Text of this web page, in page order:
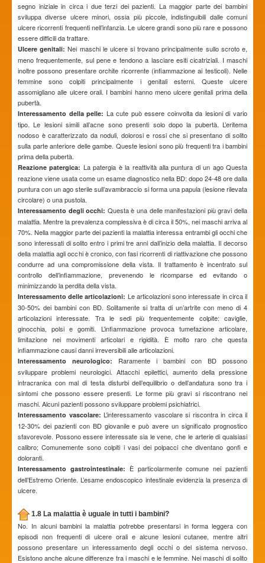
segno iniziale in circa i due terzi dei pazienti. La maggior parte dei bambini
sviluppa diverse ulcere minori, ossia più piccole, indistinguibili dalle comuni
ulcere ricorrenti frequenti nell’infanzia. Le ulcere grandi sono più rare e possono
essere difficili da trattare.
Ulcere genitali:Nei maschi le ulcere si trovano principalmente sullo scroto e,
meno frequentemente, sul pene e tendono a lasciare esiti cicatriziali. I maschi
inoltre possono presentare orchite ricorrente (infiammazione ai testicoli). Nelle
femmine sono colpiti principalmente i genitali esterni. Queste ulcere
assomigliano alle ulcere orali. I bambini hanno meno ulcere genitali prima della
pubertà.
Interessamento della pelle: La cute può essere coinvolta da lesioni di vario
tipo. Le lesioni simili all’acne sono presenti solo dopo la pubertà. L’eritema
nodoso è caratterizzato da noduli, dolorosi e rossi che si presentano di solito
sulla parte anteriore delle gambe. Queste lesioni sono più frequenti tra i bambini
prima della pubertà.
Reazione patergica: La patergia è la reattività alla puntura di un ago Questa
reazione viene usata come un esame diagnostico nella BD: dopo 24-48 ore dalla
puntura con un ago sterile sull’avambraccio si forma una papula (lesione rilevata
circolare) o una pustola.
Interessamento degli occhi: Questa è una delle manifestazioni più gravi della
malattia. Mentre la prevalenza complessiva è di circa il 50%, nei maschi arriva al
70%. Nella maggior parte dei pazienti la malattia interessa entrambi gli occhi che
sono interessati di solito entro i primi tre anni dall’inizio della malattia. Il decorso
della malattia agli occhi è cronico, con fasi ricorrenti di riattivazione che possono
condurre ad una compromissione della vista. Il trattamento è incentrato sul
controllo dell’infiammazione, prevenendo le ricomparse ed evitando o
minimizzando la perdita della vista.
Interessamento delle articolazioni: Le articolazioni sono interessate in circa il
30-50% dei bambini con BD. Solitamente si tratta di un’artrite con meno di 4
articolazioni interessate. Tra le sedi più frequentemente colpite: caviglie,
ginocchia, polsi e gomiti. L’infiammazione provoca tumefazione articolare,
limitazione nei movimenti articolari e rigidità. È molto raro che questa
infiammazione causi danni irreversibili alle articolazioni.
Interessamento neurologico: Raramente i bambini con BD possono
sviluppare problemi neurologici. Attacchi epilettici, aumento della pressione
intracranica con mal di testa disturbi dell’equilibrio o dell’andatura sono tra i
sintomi che possono essere presenti. Le forme più gravi si riscontrano nei
maschi. Alcuni pazienti possono sviluppare problemi psichiatrici.
Interessamento vascolare: L’interessamento vascolare si riscontra in circa il
12-30% dei pazienti con BD giovanile e può avere un significato prognostico
sfavorevole. Possono essere interessate sia le vene, che le arterie di qualsiasi
calibro; Comunemente sono colpiti i vasi dei polpacci che diventano gonfi e
doloranti.
Interessamento gastrointestinale: È particolarmente comune nei pazienti
dell’Estremo Oriente. L’esame endoscopico intestinale evidenzia la presenza di
ulcere.
1.8 La malattia è uguale in tutti i bambini?
No. In alcuni bambini la malattia potrebbe presentarsi in forma leggera con
episodi non frequenti di ulcere orali e alcune lesioni cutanee, mentre altri
possono presentare un interessamento degli occhi o del sistema nervoso.
Esistono anche alcune differenze tra i maschi e le femmine. Nei maschi di solito